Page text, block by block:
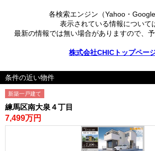
各検索エンジン（Yahoo・
表示されている情報について
最新の情報では無い場合がありますので、
株式会社CHICトップペー
条件の近い物件
新築一戸建て
練馬区南大泉４丁目
7,499万円